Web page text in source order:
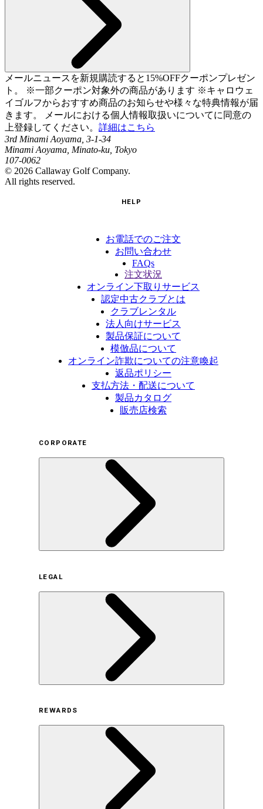
メールニュースを新規購読すると15%OFFクーポンプレゼン
ト。 ※一部クーポン対象外の商品があります ※キャロウェ
イゴルフからおすすめ商品のお知らせや様々な特典情報が届
きます。 メールにおける個人情報取扱いについてに同意の
上登録してください。 詳細はこちら
3rd Minami Aoyama, 3-1-34
Minami Aoyama, Minato-ku, Tokyo
107-0062
© 2026 Callaway Golf Company.
All rights reserved.
HELP
お電話でのご注文
お問い合わせ
FAQs
注文状況
オンライン下取りサービス
認定中古クラブとは
クラブレンタル
法人向けサービス
製品保証について
模倣品について
オンライン詐欺についての注意喚起
返品ポリシー
支払方法・配送について
製品カタログ
販売店検索
CORPORATE
サステナビリティの取り組み（日本）
サステナビリティの取り組み（米国/英語）
ヒストリー
採用情報
LEGAL
オンラインストア利用規約
プライバシーポリシー
特定商取引法に基づく表示
古物営業法に基づく表示
REWARDS